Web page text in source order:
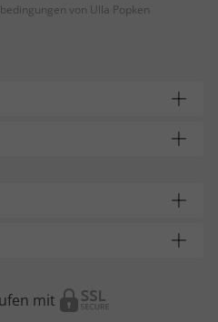
von Ulla Popken
mit